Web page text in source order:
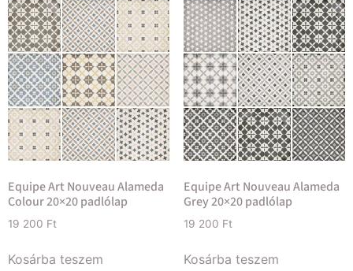
Equipe Art Nouveau Alameda
Colour 20×20 padlólap
19 200 Ft
Kosárba teszem
Equipe Art Nouveau Alameda
Grey 20×20 padlólap
19 200 Ft
Kosárba teszem